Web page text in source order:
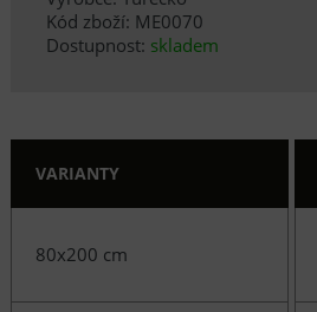
Kód zboží: ME0070
Dostupnost: skladem
VARIANTY
80x200 cm